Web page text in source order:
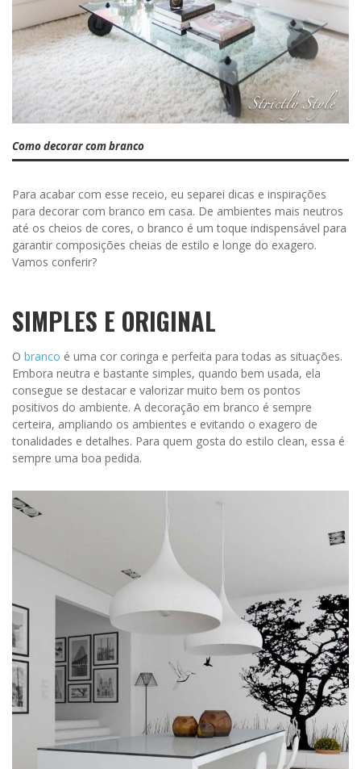
Como decorar com branco
Para acabar com esse receio, eu separei dicas e inspirações
para decorar com branco em casa. De ambientes mais neutros
até os cheios de cores, o branco é um toque indispensável para
garantir composições cheias de estilo e longe do exagero.
Vamos conferir?
SIMPLES E ORIGINAL
O branco é uma cor coringa e perfeita para todas as situações.
Embora neutra e bastante simples, quando bem usada, ela
consegue se destacar e valorizar muito bem os pontos
positivos do ambiente. A decoração em branco é sempre
certeira, ampliando os ambientes e evitando o exagero de
tonalidades e detalhes. Para quem gosta do estilo clean, essa é
sempre uma boa pedida.